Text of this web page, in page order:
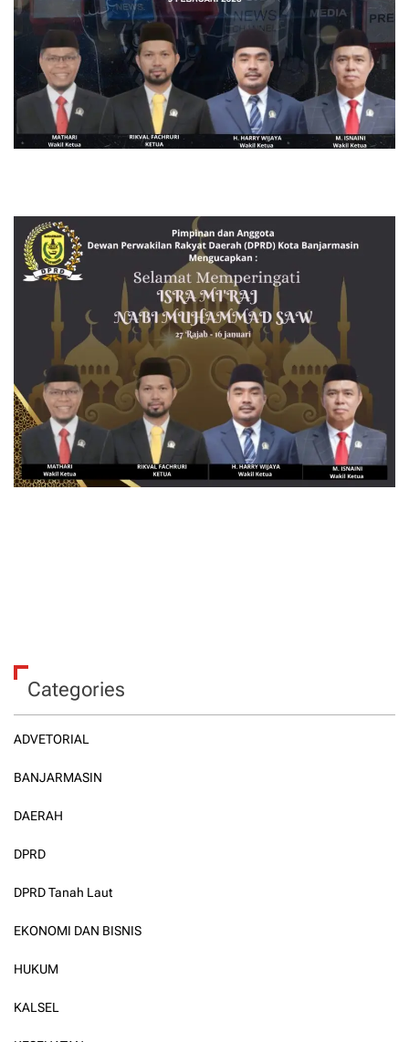
Categories
ADVETORIAL
BANJARMASIN
DAERAH
DPRD
DPRD Tanah Laut
EKONOMI DAN BISNIS
HUKUM
KALSEL